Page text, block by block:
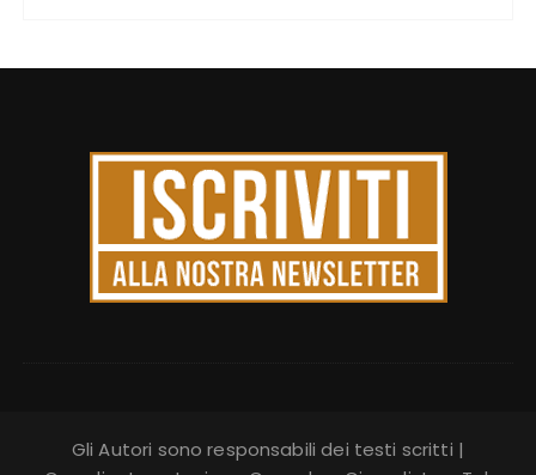
Gli Autori sono responsabili dei testi scritti |